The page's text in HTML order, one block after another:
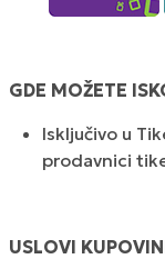
GDE MOŽETE
Isključivo u
prodavnici
USLOVI